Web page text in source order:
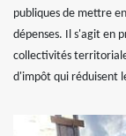
publiques de mettre
dépenses. Il s'agit en
collectivités
d'impôt qui réduisent